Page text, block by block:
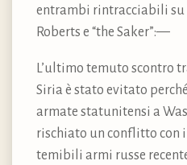
entrambi rintracciabili su
Roberts e “the Saker”: —
L’ultimo temuto scontro
Siria è stato evitato
armate statunitensi a
rischiato un conflitto con i
temibili armi russe